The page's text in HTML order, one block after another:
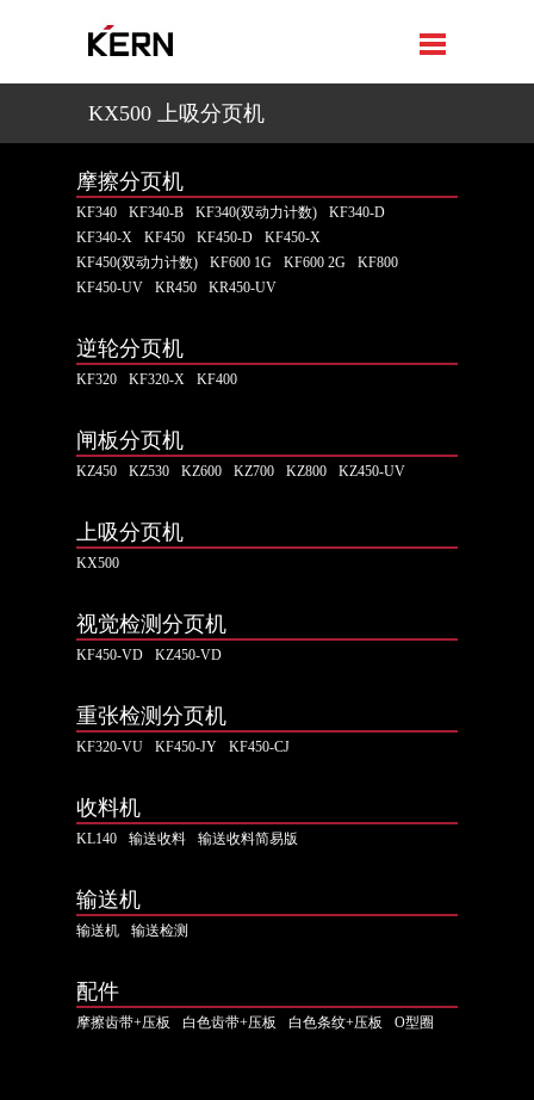
KX500 上吸分页机
摩擦分页机
KF340 KF340-B KF340(双动力计数)
KF340-D
KF340-X
KF450 KF450-D
KF450-X
KF450(双动力计数)
KF600 1G KF600 2G
KF800
KF450-UV
KR450 KR450-UV
逆轮分页机
KF320 KF320-X KF400
闸板分页机
KZ450 KZ530 KZ600 KZ700 KZ800 KZ450-UV
上吸分页机
KX500
视觉检测分页机
KF450-VD KZ450-VD
重张检测分页机
KF320-VU KF450-JY KF450-CJ
收料机
KL140 输送收料 输送收料简易版
输送机
输送机 输送检测
配件
摩擦齿带+压板 白色齿带+压板 白色条纹+压板 O型圈